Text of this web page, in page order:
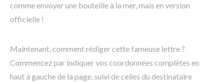
comme envoyer une bouteille à la mer, mais en version
officielle !
Maintenant, comment rédiger cette fameuse lettre ?
Commencez par indiquer vos coordonnées complètes en
haut à gauche de la page, suivi de celles du destinataire